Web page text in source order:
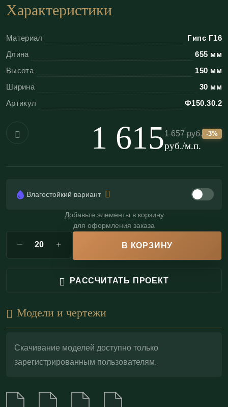
Преимущества гипсовых фризов
«ЭКОЛЕПНИНА»
Безупречная стыковка:геометрия раппорта
позволяет создать эффект монолитной
бесконечной ленты;
Высокая прочность:плотная структура
скульптурного гипса Г-16;
влагостойкого варианта для ванных комнат (по
Долговечность:не дает усадку и не
деформируется со временем (в отличие от
полимеров).
Гипс — материал «вечной» архитектуры: гипсовый
оттенки, эффектно тонируется под камень и патину,
усиления рельефа и придания декору музейной
Характеристики
Материал
Гипс Г16
Длина
655 мм
Высота
150 мм
Ширина
30 мм
Артикул
Ф150.30.2
1 6151 657руб. -3%
руб./м.п.
Влагостойкий вариант
Добавьте элементы в корзину
для оформления заказа
В КОРЗИНУ
РАССЧИТАТЬ ПРОЕКТ
Модели и чертежи
Скачивание моделей доступно только
зарегистрированным пользователям.